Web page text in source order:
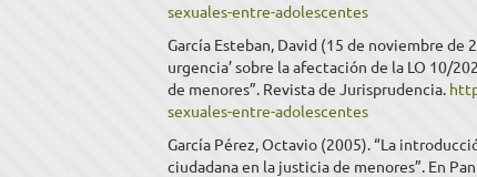
sexuales-entre-adolescentes
García Esteban, David (15 de noviembre de
urgencia’ sobre la afectación de la LO 10/
de menores”. Revista de Jurisprudencia.
sexuales-entre-adolescentes
García Pérez, Octavio (2005). “La
ciudadana en la justicia de menores”. En